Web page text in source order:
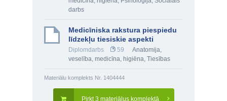
darbs
Medicīniska rakstura piespiedu
līdzekļu tiesiskie aspekti
Diplomdarbs 59
Anatomija,
veselība, medicīna, higiēna, Tiesības
Materiālu komplekts Nr. 1404444
Pirkt 3 materiālus komplektā